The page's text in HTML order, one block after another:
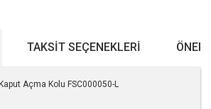
TAKSIT SEÇENEKLERI
Açma Kolu FSC000050-L